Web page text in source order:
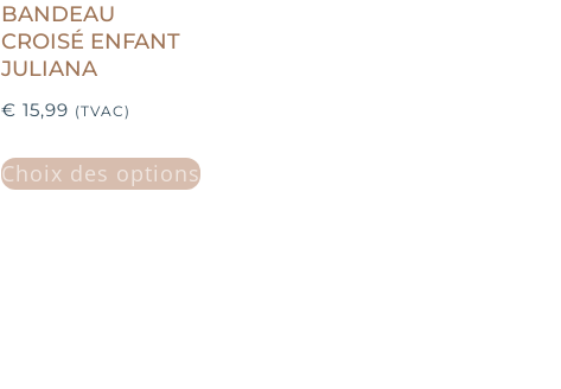
BANDEAU
CROISÉ ENFANT
JULIANA
€ 15,99 (TVAC)
Choix des options